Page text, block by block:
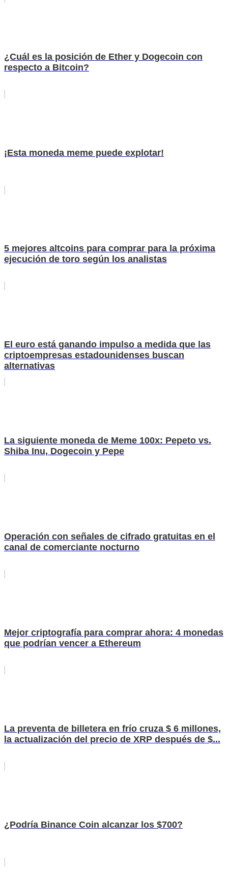
¿Cuál es la posición de Ether y Dogecoin con
respecto a Bitcoin?
¡Esta moneda meme puede explotar!
5 mejores altcoins para comprar para la próxima
ejecución de toro según los analistas
El euro está ganando impulso a medida que las
criptoempresas estadounidenses buscan
alternativas
La siguiente moneda de Meme 100x: Pepeto vs.
Shiba Inu, Dogecoin y Pepe
Operación con señales de cifrado gratuitas en el
canal de comerciante nocturno
Mejor criptografía para comprar ahora: 4 monedas
que podrían vencer a Ethereum
La preventa de billetera en frío cruza $ 6 millones,
la actualización del precio de XRP después de $...
¿Podría Binance Coin alcanzar los $700?